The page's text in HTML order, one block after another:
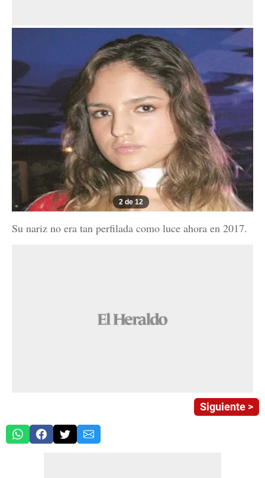
2 de 12
Su nariz no era tan perfilada como luce ahora en 2017.
Siguiente >